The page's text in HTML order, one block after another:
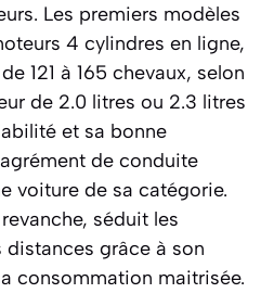
Les premiers modèles
4 cylindres en ligne,
121 à 165 chevaux, selon
de 2.0 litres ou 2.3 litres
et sa bonne
de conduite
voiture de sa catégorie.
séduit les
grâce à son
consommation maitrisée.